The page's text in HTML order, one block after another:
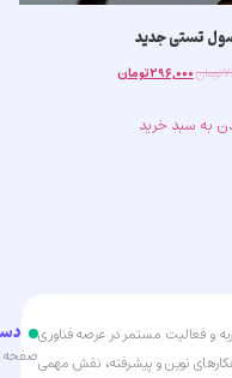
تستی جدید
تومان۲۹۶,۰۰۰تومان
به سبد خرید
و فعالیت مستمر در عرصه فناوری
نوین و پیشرفته، نقش مهمیصفحه